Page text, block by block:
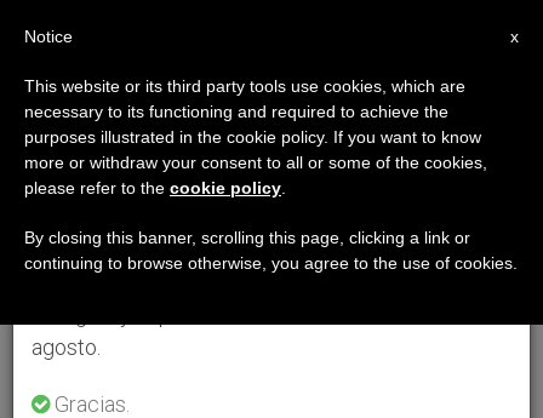
×
Aviso importante
Del 27 de julio al 7 de agosto haremos la pausa
anual, aprovechando que en el periodo de verano
se generan menos informaciones y también el
agosto.
Gracias.
x
Notice
This website or its third party tools use cookies, which are
necessary to its functioning and required to achieve the
purposes illustrated in the cookie policy. If you want to know
more or withdraw your consent to all or some of the cookies,
please refer to the cookie policy
By closing this banner, scrolling this page, clicking a link or
continuing to browse otherwise, you agree to the use of cookies.